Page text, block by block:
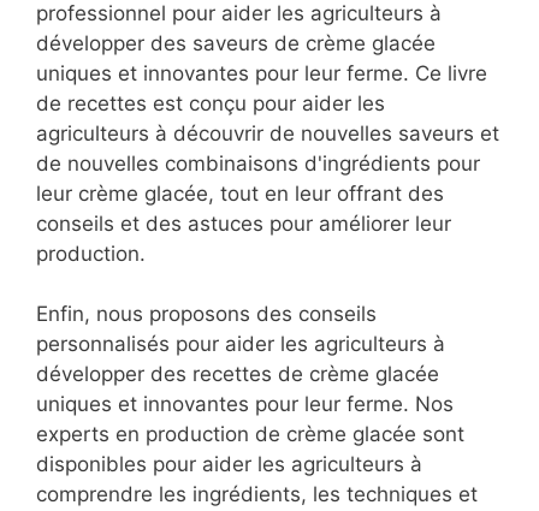
professionnel pour aider les agriculteurs à
développer des saveurs de crème glacée
uniques et innovantes pour leur ferme. Ce livre
de recettes est conçu pour aider les
agriculteurs à découvrir de nouvelles saveurs et
de nouvelles combinaisons d'ingrédients pour
leur crème glacée, tout en leur offrant des
conseils et des astuces pour améliorer leur
production.
Enfin, nous proposons des conseils
personnalisés pour aider les agriculteurs à
développer des recettes de crème glacée
uniques et innovantes pour leur ferme. Nos
experts en production de crème glacée sont
disponibles pour aider les agriculteurs à
comprendre les ingrédients, les techniques et